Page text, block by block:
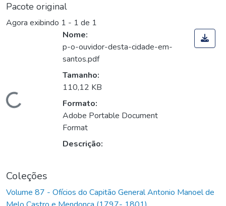
Pacote original
Agora exibindo 1 - 1 de 1
Carregando...
Nome:
p-o-ouvidor-desta-cidade-em-
santos.pdf
Tamanho:
110,12 KB
Formato:
Adobe Portable Document
Format
Descrição:
Coleções
Volume 87 - Ofícios do Capitão General Antonio Manoel de